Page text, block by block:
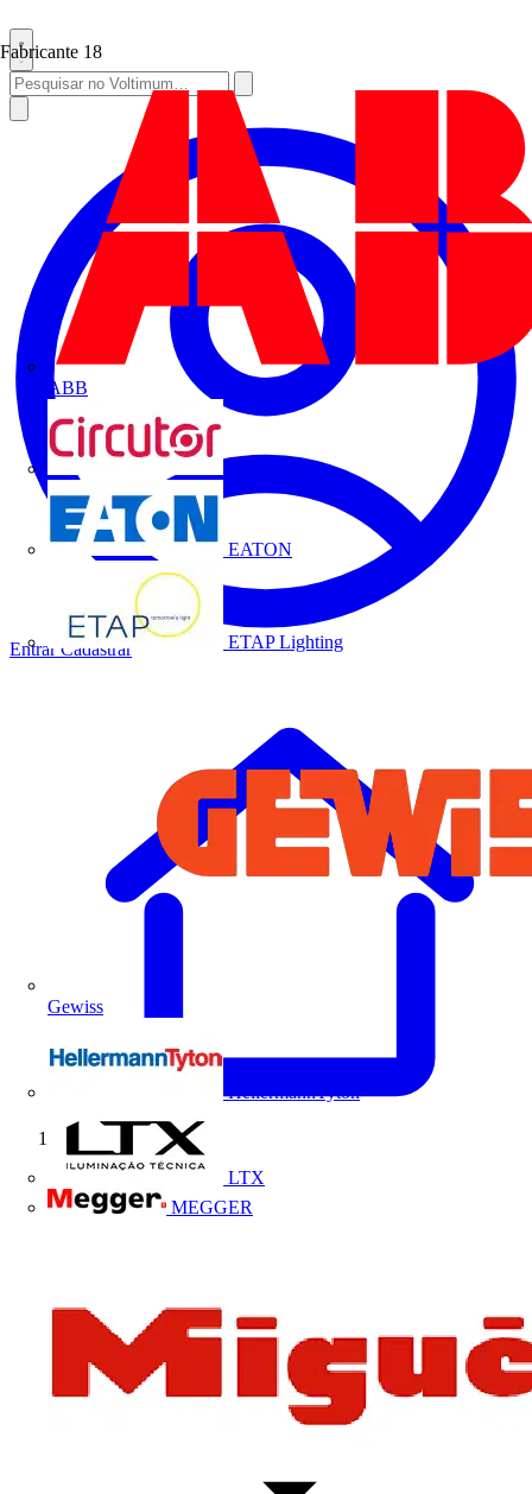
Fabricante 18
ABB
CIRCUTOR
EATON
ETAP Lighting
Gewiss
HellermannTyton
LTX
MEGGER
Entrar Cadastrar
Início